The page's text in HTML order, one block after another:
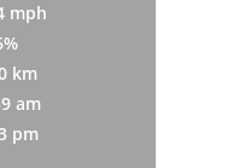
mph
km
am
pm